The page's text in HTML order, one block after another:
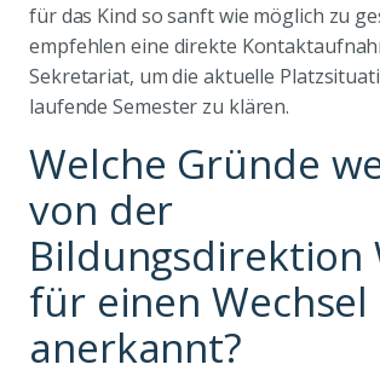
für das Kind so sanft wie möglich zu
empfehlen eine direkte
Sekretariat, um die aktuelle
laufende Semester zu klären.
Welche Gründe
von der
Bildungsdirektion
für einen Wechsel
anerkannt?